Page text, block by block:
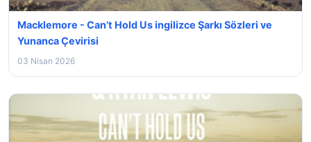
Macklemore - Can’t Hold Us ingilizce Şarkı Sözleri ve
Yunanca Çevirisi
03 Nisan 2026